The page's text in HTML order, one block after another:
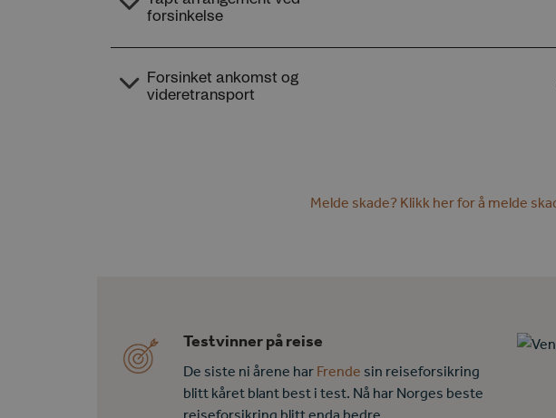
Melde skade? Klikk her for å melde
Testvinner på reise
De siste ni årene har Frende sin reiseforsikring
blitt kåret blant best i test. Nå har Norges beste